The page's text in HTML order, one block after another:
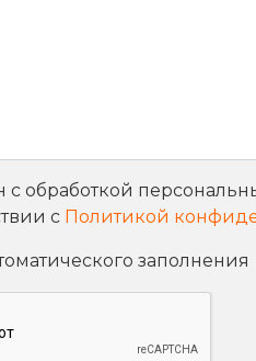
с обработкой
с Политикой
заполнения